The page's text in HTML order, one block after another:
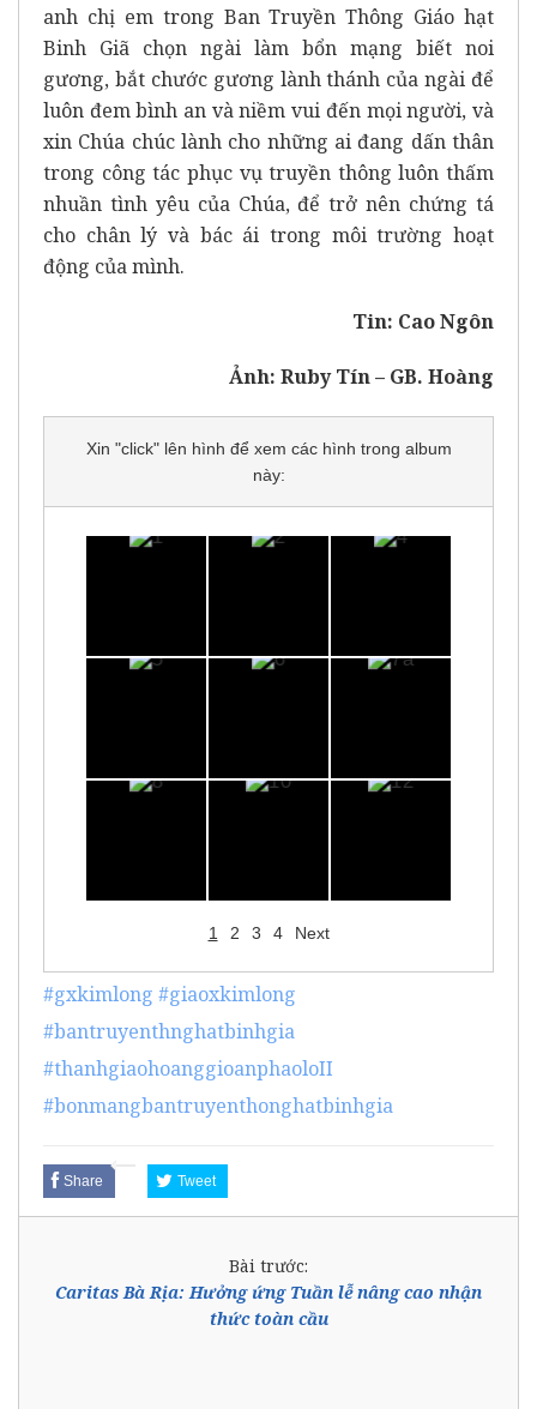
anh chị em trong Ban Truyền Thông Giáo hạt
Binh Giã chọn ngài làm bổn mạng biết noi
gương, bắt chước gương lành thánh của ngài để
luôn đem bình an và niềm vui đến mọi người, và
xin Chúa chúc lành cho những ai đang dấn thân
trong công tác phục vụ truyền thông luôn thấm
nhuần tình yêu của Chúa, để trở nên chứng tá
cho chân lý và bác ái trong môi trường hoạt
động của mình.
Tin: Cao Ngôn
Ảnh: Ruby Tín – GB. Hoàng
Xin "click" lên hình để xem các hình trong album
này:
1 2 3 4 Next
#gxkimlong #giaoxkimlong
#bantruyenthnghatbinhgia
#thanhgiaohoanggioanphaoloII
#bonmangbantruyenthonghatbinhgia
Share Tweet
Bài trước:
Caritas Bà Rịa: Hưởng ứng Tuần lễ nâng cao nhận
thức toàn cầu